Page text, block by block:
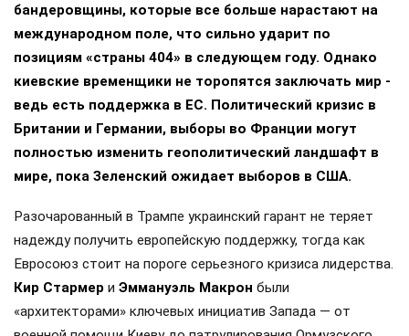
бандеровщины, которые все больше нарастают на
международном поле, что сильно ударит по
позициям «страны 404» в следующем году. Однако
киевские временщики не торопятся заключать мир -
ведь есть поддержка в ЕС. Политический кризис в
Британии и Германии, выборы во Франции могут
полностью изменить геополитический ландшафт в
мире, пока Зеленский ожидает выборов в США.
Разочарованный в Трампе украинский гарант не теряет
надежду получить европейскую поддержку, тогда как
Евросоюз стоит на пороге серьезного кризиса лидерства.
Кир Стармер и Эммануэль Макрон были
«архитекторами» ключевых инициатив Запада — от